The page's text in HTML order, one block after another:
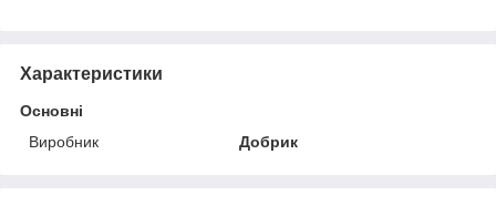
Характеристики
Основні
Виробник
Добрик